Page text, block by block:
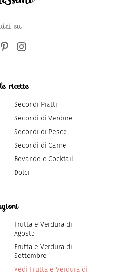
su
ricette
Secondi Piatti
Secondi di Verdure
Secondi di Pesce
Secondi di Carne
Bevande e Cocktail
Dolci
Frutta e Verdura di
Agosto
Frutta e Verdura di
Settembre
Vedi Frutta e Verdura di